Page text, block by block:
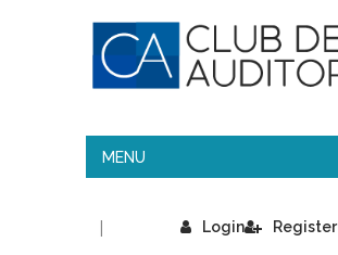
MENU
Login
| Register